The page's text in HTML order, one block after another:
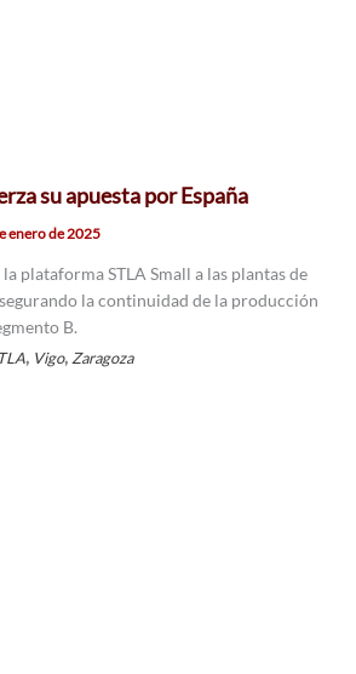
su apuesta por España
enero de 2025
plataforma STLA Small a las plantas de
la continuidad de la producción
B.
, Vigo, Zaragoza